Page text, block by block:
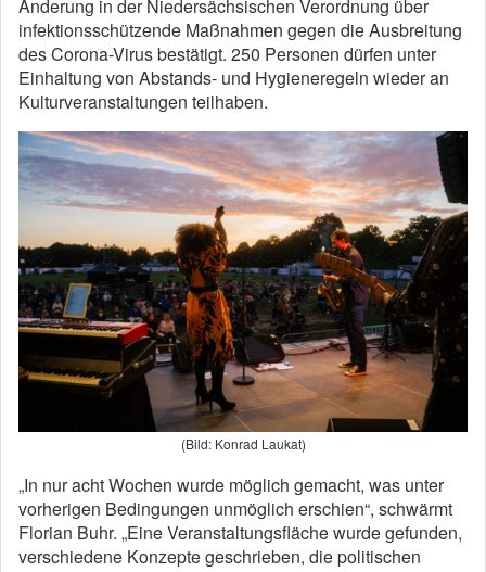
Änderung in der Niedersächsischen Verordnung über
infektionsschützende Maßnahmen gegen die Ausbreitung
des Corona-Virus bestätigt. 250 Personen dürfen unter
Einhaltung von Abstands- und Hygieneregeln wieder an
Kulturveranstaltungen teilhaben.
(Bild: Konrad Laukat)
„In nur acht Wochen wurde möglich gemacht, was unter
vorherigen Bedingungen unmöglich erschien“, schwärmt
Florian Buhr. „Eine Veranstaltungsfläche wurde gefunden,
verschiedene Konzepte geschrieben, die politischen